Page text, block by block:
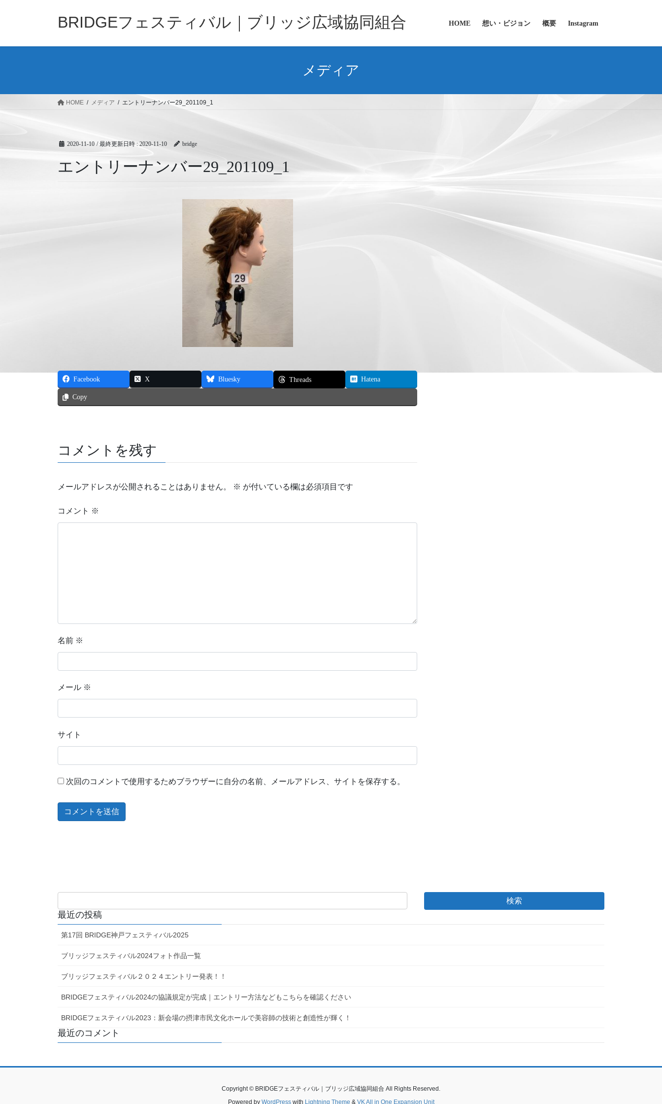
プ
動
BRIDGEフェスティバル｜ブリッジ広域協同組合 HOME 想い・ビジョン 概要 Instagram
メディア
HOME メディア エントリーナンバー29_201109_1
2020-11-10 / 最終更新日時 : 2020-11-10 bridge
エントリーナンバー29_201109_1
Facebook X Bluesky Threads Hatena
Copy
コメントを残す
メールアドレスが公開されることはありません。 ※ が付いている欄は必須項目です
コメント ※
名前 ※
メール ※
サイト
次回のコメントで使用するためブラウザーに自分の名前、メールアドレス、サイトを保存する。
最近の投稿
第17回 BRIDGE神戸フェスティバル2025
ブリッジフェスティバル2024フォト作品一覧
ブリッジフェスティバル２０２４エントリー発表！！
BRIDGEフェスティバル2024の協議規定が完成｜エントリー方法などもこちらを確認ください
BRIDGEフェスティバル2023：新会場の摂津市民文化ホールで美容師の技術と創造性が輝く！
最近のコメント
Copyright © BRIDGEフェスティバル｜ブリッジ広域協同組合 All Rights Reserved.
Powered by WordPresswith Lightning Theme & VK All in One Expansion Unit